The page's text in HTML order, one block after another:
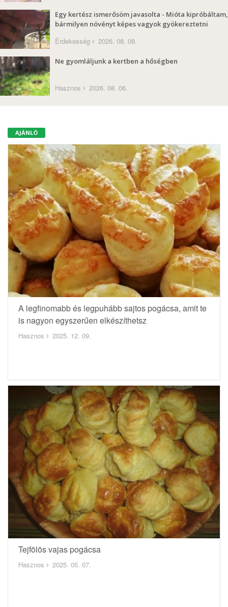
Egy kertész ismerősöm javasolta - Mióta kipróbáltam,
bármilyen növényt képes vagyok gyökereztetni
Érdekesség 2026. 08. 08.
Ne gyomláljunk a kertben a hőségben
Hasznos 2026. 08. 06.
AJÁNLÓ
A legfinomabb és legpuhább sajtos pogácsa, amit te
is nagyon egyszerűen elkészíthetsz
Hasznos 2025. 12. 09.
Tejfölös vajas pogácsa
Hasznos 2025. 05. 07.